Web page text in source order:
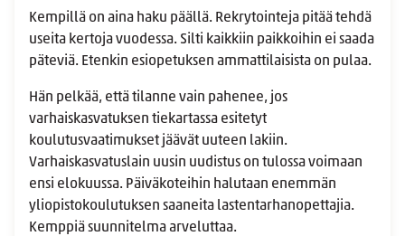
Kempillä on aina haku päällä. Rekrytointeja pitää tehdä
useita kertoja vuodessa. Silti kaikkiin paikkoihin ei saada
päteviä. Etenkin esiopetuksen ammattilaisista on pulaa.
Hän pelkää, että tilanne vain pahenee, jos
varhaiskasvatuksen tiekartassa esitetyt
koulutusvaatimukset jäävät uuteen lakiin.
Varhaiskasvatuslain uusin uudistus on tulossa voimaan
ensi elokuussa. Päiväkoteihin halutaan enemmän
yliopistokoulutuksen saaneita lastentarhanopettajia.
Kemppiä suunnitelma arveluttaa.